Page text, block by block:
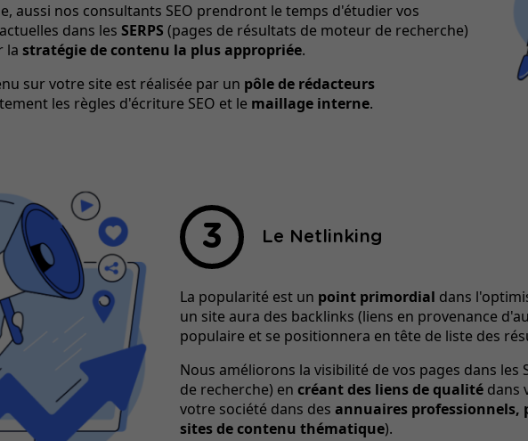
aussi nos consultants SEO prendront le temps d'étudier vos
dans les SERPS (pages de résultats de moteur de recherche)
la stratégie de contenu la plus appropriée.
sur votre site est réalisée par un pôle de rédacteurs
les règles d'écriture SEO et le maillage interne.
Le Netlinking
La popularité est un point primordial dans
un site aura des backlinks (liens en provenance
populaire et se positionnera en tête de liste des
Nous améliorons la visibilité de vos pages dans les
de recherche) encréant des liens de qualité dans
votre société dans desannuaires professionnels,
sites de contenu thématique).